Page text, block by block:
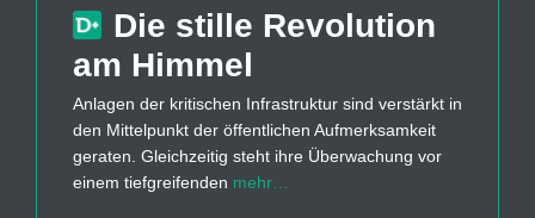
Die stille Revolution
am Himmel
Anlagen der kritischen Infrastruktur sind verstärkt in
den Mittelpunkt der öffentlichen Aufmerksamkeit
geraten. Gleichzeitig steht ihre Überwachung vor
einem tiefgreifenden mehr…